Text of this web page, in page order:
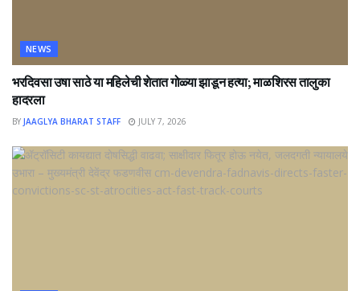
NEWS
भरदिवसा उषा साठे या महिलेची शेतात गोळ्या झाडून हत्या; माळशिरस तालुका
हादरला
BY JAAGLYA BHARAT STAFF JULY 7, 2026